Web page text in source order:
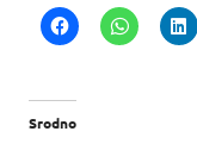
Srodno